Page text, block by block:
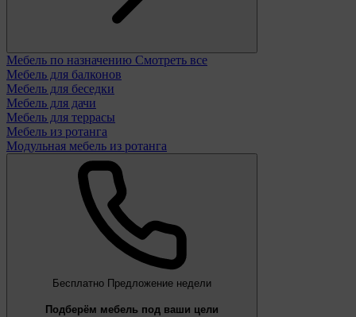
Мебель по назначению Смотреть все
Мебель для балконов
Мебель для беседки
Мебель для дачи
Мебель для террасы
Мебель из ротанга
Модульная мебель из ротанга
Бесплатно Предложение недели
Подберём мебель под ваши цели